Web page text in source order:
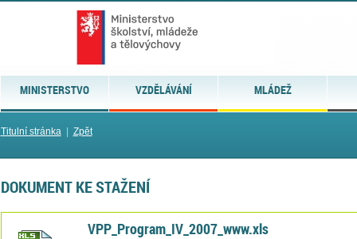
MINISTERSTVO VZDĚLÁVÁNÍ MLÁDEŽ
Titulní stránka| Zpět
DOKUMENT KE STAŽENÍ
VPP_Program_IV_2007_www.xls